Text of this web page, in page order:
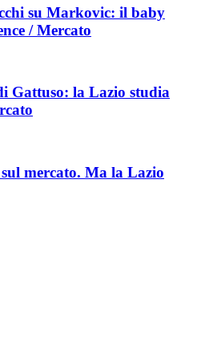
su Markovic: il baby
/ Mercato
Gattuso: la Lazio studia
mercato. Ma la Lazio